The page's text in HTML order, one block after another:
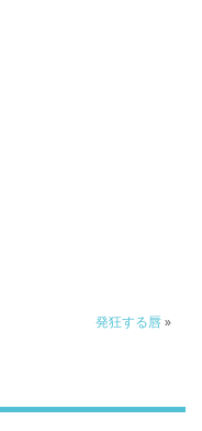
発狂する唇»